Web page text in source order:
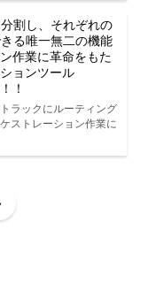
割し、それぞれの
る唯一無二の機能
作業に革命をもた
ョンツール
！
ラックにルーティング
ストレーション作業に